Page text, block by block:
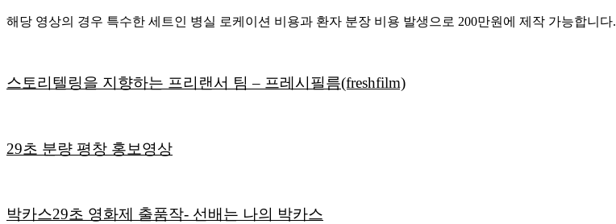
해당 영상의 경우 특수한 세트인 병실 로케이션 비용과 환자 분장 비용 발생으로 200만원에 제작 가능합니다.
스토리텔링을 지향하는 프리랜서 팀 – 프레시필름(freshfilm)
29초 분량 평창 홍보영상
박카스29초 영화제 출품작- 선배는 나의 박카스